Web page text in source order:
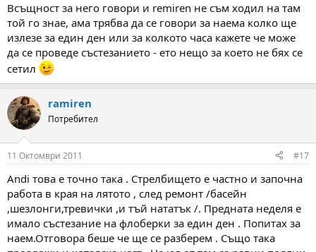
Всъщност за него говори и remiren не съм ходил на там
той го знае, ама трябва да се говори за наема колко ще
излезе за един ден или за колкото часа кажете че може
да се проведе състезанието - ето нещо за което не бях се
сетил
ramiren
Потребител
11 Октомври 2011 #17
Andi това е точно така . Стрелбището е частно и започна
работа в края на лятото , след ремонт /басейн
,шезлонги,тревички ,и тъй нататък /. Предната неделя е
имало състезание на флоберки за един ден . Попитах за
наем.Отговора беше че ще се разберем . Също така